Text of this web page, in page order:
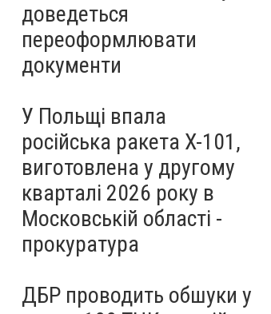
доведеться
переоформлювати
документи
У Польщі впала
російська ракета X-101,
виготовлена у другому
кварталі 2026 року в
Московській області -
прокуратура
ДБР проводить обшуки у